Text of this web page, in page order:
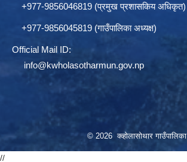
+977-9856046819 (प्रमुख प्रशासकिय अधिकृत)
+977-9856045819 (गाउँपालिका अध्यक्ष)
Official Mail ID:
info@kwholasotharmun.gov.np
© 2026 क्व्होलासोथार गाउँपालिका
//